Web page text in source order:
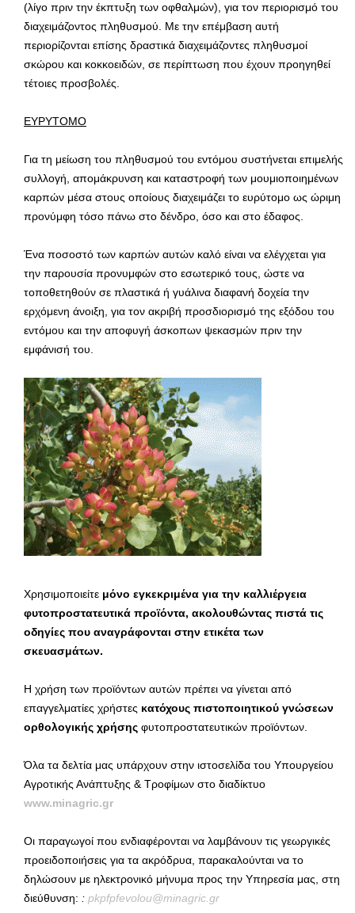
(λίγο πριν την έκπτυξη των οφθαλμών), για τον περιορισμό του
διαχειμάζοντος πληθυσμού. Με την επέμβαση αυτή
περιορίζονται επίσης δραστικά διαχειμάζοντες πληθυσμοί
σκώρου και κοκκοειδών, σε περίπτωση που έχουν προηγηθεί
τέτοιες προσβολές.
ΕΥΡΥΤΟΜΟ
Για τη μείωση του πληθυσμού του εντόμου συστήνεται επιμελής
συλλογή, απομάκρυνση και καταστροφή των μουμιοποιημένων
καρπών μέσα στους οποίους διαχειμάζει το ευρύτομο ως ώριμη
προνύμφη τόσο πάνω στο δένδρο, όσο και στο έδαφος.
Ένα ποσοστό των καρπών αυτών καλό είναι να ελέγχεται για
την παρουσία προνυμφών στο εσωτερικό τους, ώστε να
τοποθετηθούν σε πλαστικά ή γυάλινα διαφανή δοχεία την
ερχόμενη άνοιξη, για τον ακριβή προσδιορισμό της εξόδου του
εντόμου και την αποφυγή άσκοπων ψεκασμών πριν την
εμφάνισή του.
Χρησιμοποιείτε μόνο εγκεκριμένα για την καλλιέργεια
φυτοπροστατευτικά προϊόντα, ακολουθώντας πιστά τις
οδηγίες που αναγράφονται στην ετικέτα των
σκευασμάτων.
Η χρήση των προϊόντων αυτών πρέπει να γίνεται από
επαγγελματίες χρήστες κατόχους πιστοποιητικού γνώσεων
ορθολογικής χρήσης φυτοπροστατευτικών προϊόντων.
Όλα τα δελτία μας υπάρχουν στην ιστοσελίδα του Υπουργείου
Αγροτικής Ανάπτυξης & Τροφίμων στο διαδίκτυο
www.minagric.gr
Οι παραγωγοί που ενδιαφέρονται να λαμβάνουν τις γεωργικές
προειδοποιήσεις για τα ακρόδρυα, παρακαλούνται να το
δηλώσουν με ηλεκτρονικό μήνυμα προς την Υπηρεσία μας, στη
διεύθυνση: : pkpfpfevolou@minagric.gr